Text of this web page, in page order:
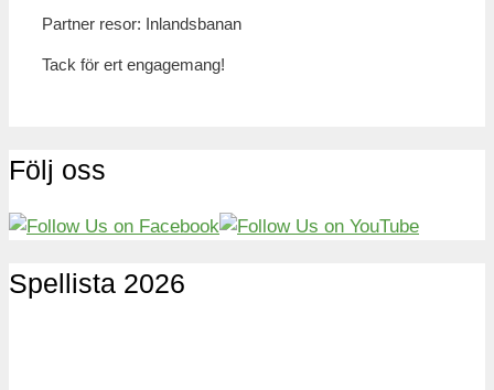
Partner resor: Inlandsbanan
Tack för ert engagemang!
Följ oss
Spellista 2026